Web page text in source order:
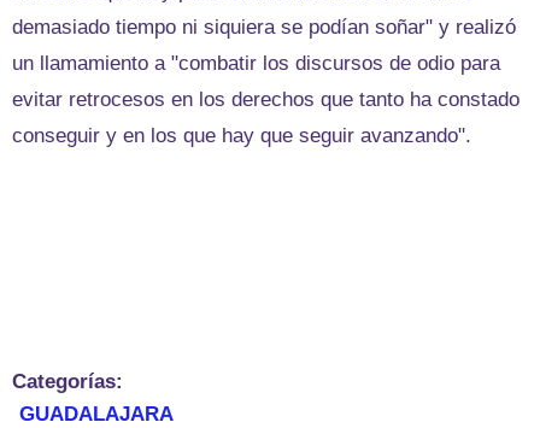
demasiado tiempo ni siquiera se podían soñar" y realizó
un llamamiento a "combatir los discursos de odio para
evitar retrocesos en los derechos que tanto ha constado
conseguir y en los que hay que seguir avanzando".
Categorías:
GUADALAJARA